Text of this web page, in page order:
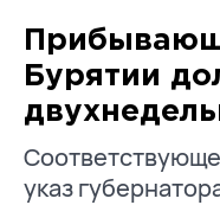
Бурятии
указ